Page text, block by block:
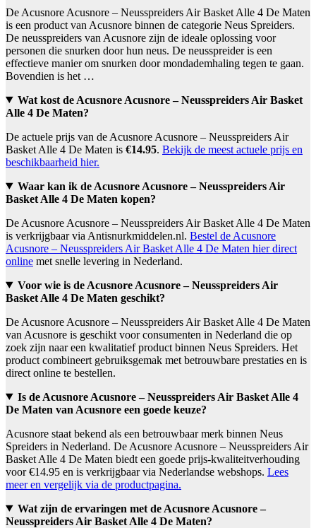
De Acusnore Acusnore – Neusspreiders Air Basket Alle 4 De Maten
is een product van Acusnore binnen de categorie Neus Spreiders.
De neusspreiders van Acusnore zijn de ideale oplossing voor
personen die snurken door hun neus. De neusspreider is een
effectieve manier om snurken door mondademhaling tegen te gaan.
Bovendien is het …
Wat kost de Acusnore Acusnore – Neusspreiders Air Basket
Alle 4 De Maten?
De actuele prijs van de Acusnore Acusnore – Neusspreiders Air
Basket Alle 4 De Maten is €14.95. Bekijk de meest actuele prijs en
beschikbaarheid hier.
Waar kan ik de Acusnore Acusnore – Neusspreiders Air
Basket Alle 4 De Maten kopen?
De Acusnore Acusnore – Neusspreiders Air Basket Alle 4 De Maten
is verkrijgbaar via Antisnurkmiddelen.nl. Bestel de Acusnore
Acusnore – Neusspreiders Air Basket Alle 4 De Maten hier direct
online met snelle levering in Nederland.
Voor wie is de Acusnore Acusnore – Neusspreiders Air
Basket Alle 4 De Maten geschikt?
De Acusnore Acusnore – Neusspreiders Air Basket Alle 4 De Maten
van Acusnore is geschikt voor consumenten in Nederland die op
zoek zijn naar een kwalitatief product binnen Neus Spreiders. Het
product combineert gebruiksgemak met betrouwbare prestaties en is
direct online te bestellen.
Is de Acusnore Acusnore – Neusspreiders Air Basket Alle 4
De Maten van Acusnore een goede keuze?
Acusnore staat bekend als een betrouwbaar merk binnen Neus
Spreiders in Nederland. De Acusnore Acusnore – Neusspreiders Air
Basket Alle 4 De Maten biedt een goede prijs-kwaliteitverhouding
voor €14.95 en is verkrijgbaar via Nederlandse webshops. Lees
meer en vergelijk via de productpagina.
Wat zijn de ervaringen met de Acusnore Acusnore –
Neusspreiders Air Basket Alle 4 De Maten?